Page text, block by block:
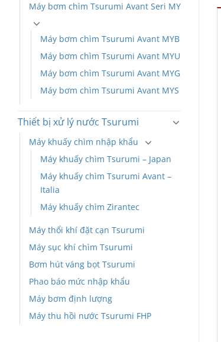
Máy bơm chìm Tsurumi Avant Seri MY
Máy bơm chìm Tsurumi Avant MYB
Máy bơm chìm Tsurumi Avant MYU
Máy bơm chìm Tsurumi Avant MYG
Máy bơm chìm Tsurumi Avant MYS
Thiết bị xử lý nước Tsurumi
Máy khuấy chìm nhập khẩu
Máy khuấy chìm Tsurumi – Japan
Máy khuấy chìm Tsurumi Avant –
Italia
Máy khuấy chìm Zirantec
Máy thổi khí đặt cạn Tsurumi
Máy sục khí chìm Tsurumi
Bơm hút váng bọt Tsurumi
Phao báo mức nhập khẩu
Máy bơm định lượng
Máy thu hồi nước Tsurumi FHP